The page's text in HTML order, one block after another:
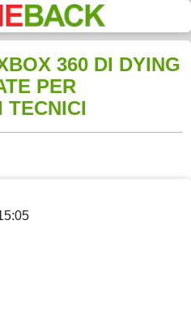
360 DI DYING
PER
TECNICI